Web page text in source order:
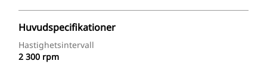
Huvudspecifikationer
Hastighetsintervall
2 300 rpm